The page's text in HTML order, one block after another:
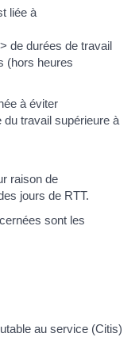
liée à
de durées de travail
(hors heures
à éviter
travail supérieure à
raison de
jours de RTT.
sont les
au service (Citis)